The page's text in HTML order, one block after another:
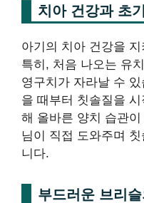
치아 건강과 초
아기의 치아 건강을
특히, 처음 나오는 유
영구치가 자라날 수
을 때부터 칫솔질을
해 올바른 양치 습관
님이 직접 도와주며
니다.
부드러운 브리